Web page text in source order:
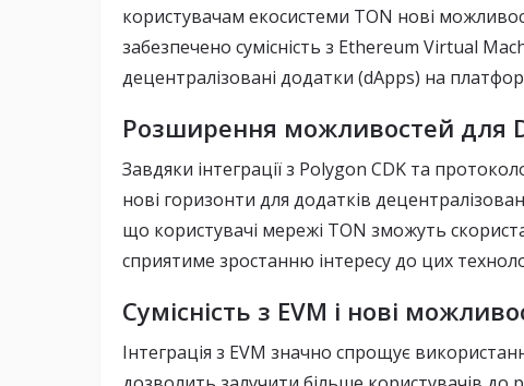
користувачам екосистеми TON нові
забезпечено сумісність з Ethereum Virtual
децентралізовані додатки (dApps) на
Розширення можливостей для
Завдяки інтеграції з Polygon CDK та
нові горизонти для додатків
що користувачі мережі TON зможуть
сприятиме зростанню інтересу до цих
Сумісність з EVM і нові
Інтеграція з EVM значно спрощує